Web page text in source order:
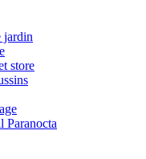
jardin
store
Paranocta